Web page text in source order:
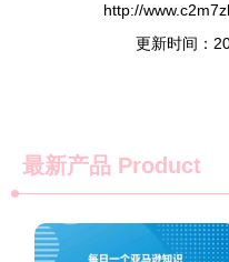
http://
更新时间：
最新产品 Product